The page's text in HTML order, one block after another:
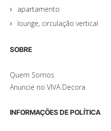
apartamento
lounge, circulação vertical
SOBRE
Quem Somos
Anuncie no VIVA Decora
INFORMAÇÕES DE POLÍTICA